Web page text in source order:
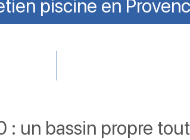
piscine en
: un bassin propre